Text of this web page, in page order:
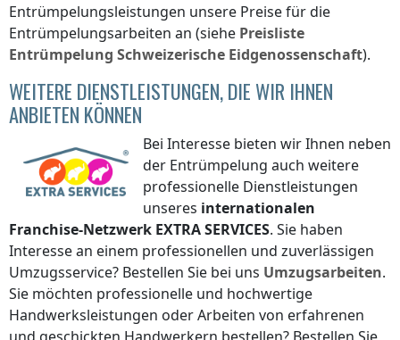
Entrümpelungsleistungen unsere Preise für die
Entrümpelungsarbeiten an (siehe Preisliste
Entrümpelung Schweizerische Eidgenossenschaft).
WEITERE DIENSTLEISTUNGEN, DIE WIR IHNEN
ANBIETEN KÖNNEN
Bei Interesse bieten wir Ihnen neben
der Entrümpelung auch weitere
professionelle Dienstleistungen
unseres internationalen
Franchise-Netzwerk EXTRA SERVICES. Sie haben
Interesse an einem professionellen und zuverlässigen
Umzugsservice? Bestellen Sie bei uns Umzugsarbeiten.
Sie möchten professionelle und hochwertige
Handwerksleistungen oder Arbeiten von erfahrenen